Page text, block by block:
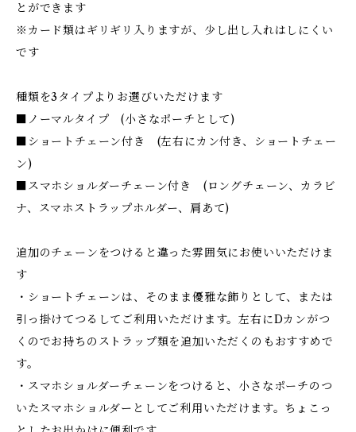
とができます
※カード類はギリギリ入りますが、少し出し入れはしにくい
です
種類を3タイプよりお選びいただけます
■ノーマルタイプ (小さなポーチとして)
■ショートチェーン付き (左右にカン付き、ショートチェー
ン)
■スマホショルダーチェーン付き (ロングチェーン、カラビ
ナ、スマホストラップホルダー、肩あて)
追加のチェーンをつけると違った雰囲気にお使いいただけま
す
・ショートチェーンは、そのまま優雅な飾りとして、または
引っ掛けてつるしてご利用いただけます。左右にDカンがつ
くのでお持ちのストラップ類を追加いただくのもおすすめで
す。
・スマホショルダーチェーンをつけると、小さなポーチのつ
いたスマホショルダーとしてご利用いただけます。ちょこっ